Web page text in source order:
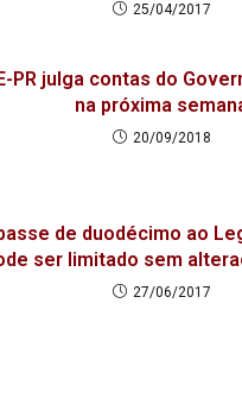
25/04/2017
PR julga contas do
na próxima
20/09/2018
de duodécimo ao
ser limitado sem
27/06/2017